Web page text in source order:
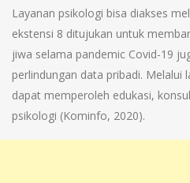
Layanan psikologi bisa diakses
ekstensi 8 ditujukan untuk
jiwa selama pandemic Covid-19
perlindungan data pribadi. Melalui
dapat memperoleh edukasi,
psikologi (Kominfo, 2020).